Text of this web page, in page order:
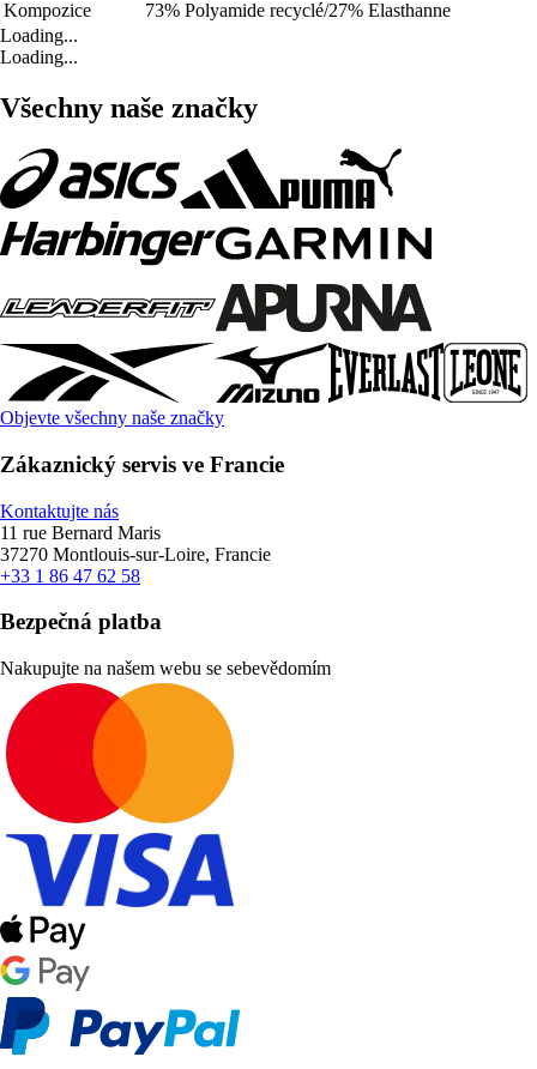
Kompozice
73% Polyamide recyclé/27% Elasthanne
Loading...
Loading...
Všechny naše značky
Objevte všechny naše značky
Zákaznický servis ve Francie
Kontaktujte nás
11 rue Bernard Maris
37270 Montlouis-sur-Loire, Francie
+33 1 86 47 62 58
Bezpečná platba
Nakupujte na našem webu se sebevědomím